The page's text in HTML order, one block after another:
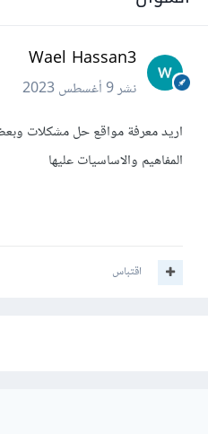
Wael Hassan3
نشر9 أغسطس 2023
اريد معرفة مواقع حل مشكلات
المفاهيم والاساسيات عليها
اقتباس